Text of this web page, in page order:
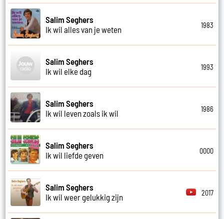
Salim Seghers
Ik wil alles van je weten
1983
Salim Seghers
Ik wil elke dag
1993
Salim Seghers
Ik wil leven zoals ik wil
1986
Salim Seghers
Ik wil liefde geven
0000
Salim Seghers
Ik wil weer gelukkig zijn
2017